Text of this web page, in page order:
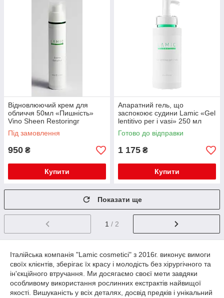
Відновлюючий крем для
обличчя 50мл «Пишність»
Vino Sheen Restoringr
Під замовлення
950 ₴
Купити
Апаратний гель, що
заспокоює судини Lamic «Gel
lentitivo per i vasi» 250 мл
Готово до відправки
1 175 ₴
Купити
Показати ще
1 / 2
Італійська компанія "Lamic cosmetici" з 2016г. виконує вимоги
своїх клієнтів, зберігає їх красу і молодість без хірургічного та
ін'єкційного втручання. Ми досягаємо своєї мети завдяки
особливому використання рослинних екстрактів найвищої
якості. Вишуканість у всіх деталях, досвід предків і унікальний